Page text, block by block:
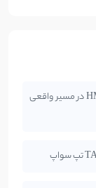
پیش فروش همستر کامبت در کوکوین | توکن HMSTR در مسیر واقعی